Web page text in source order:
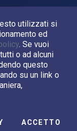
utilizzati si
ed
. Se vuoi
o ad alcuni
questo
su un link o
ACCETTO